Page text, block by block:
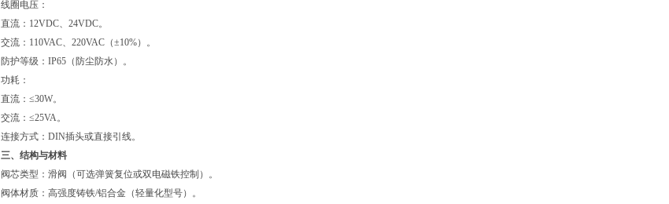
线圈电压：
直流：12VDC、24VDC。
交流：110VAC、220VAC（±10%）。
防护等级：IP65（防尘防水）。
功耗：
直流：≤30W。
交流：≤25VA。
连接方式：DIN插头或直接引线。
三、结构与材料
阀芯类型：滑阀（可选弹簧复位或双电磁铁控制）。
阀体材质：高强度铸铁/铝合金（轻量化型号）。